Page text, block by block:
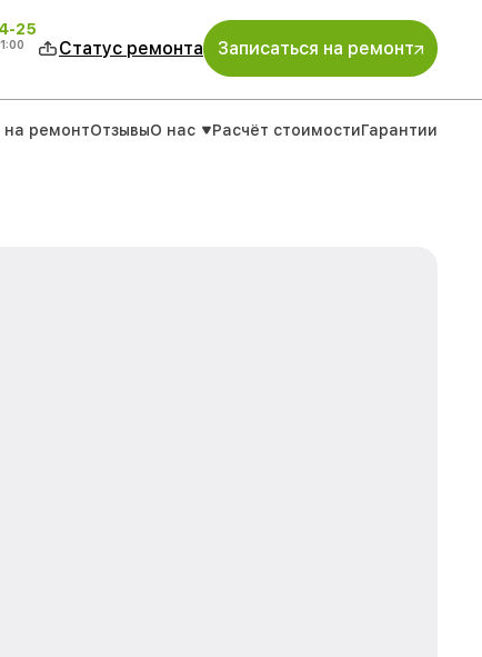
25
Статус ремонта Записаться на ремонт
на ремонтОтзывыО нас Расчёт стоимостиГарантии